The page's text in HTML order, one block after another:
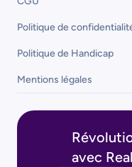
Politique de
Politique de Handicap
Mentions légales
avec